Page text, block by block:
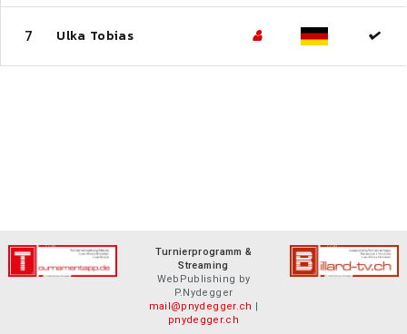
7 Ulka Tobias
Turnierprogramm &
Streaming
WebPublishing by
P.Nydegger
mail@pnydegger.ch |
pnydegger.ch